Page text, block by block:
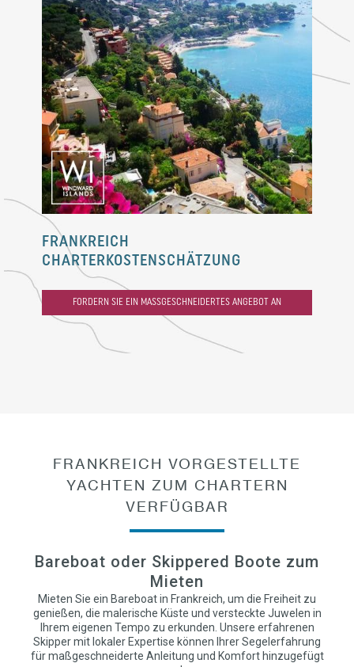
FRANKREICH
CHARTERKOSTENSCHÄTZUNG
FORDERN SIE EIN MASSGESCHNEIDERTES ANGEBOT AN
FRANKREICH VORGESTELLTE
YACHTEN ZUM CHARTERN
VERFÜGBAR
Bareboat oder Skippered Boote zum
Mieten
Mieten Sie ein Bareboat in Frankreich, um die Freiheit zu
genießen, die malerische Küste und versteckte Juwelen in
Ihrem eigenen Tempo zu erkunden. Unsere erfahrenen
Skipper mit lokaler Expertise können Ihrer Segelerfahrung
für maßgeschneiderte Anleitung und Komfort hinzugefügt